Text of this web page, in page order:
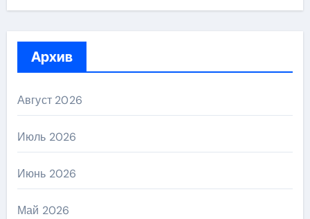
Архив
Август 2026
Июль 2026
Июнь 2026
Май 2026